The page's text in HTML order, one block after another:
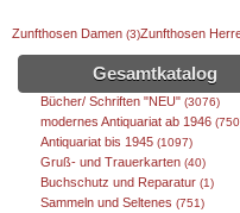
Zunfthosen Damen (3)Zunfthosen
Gesamtkatalog
Bücher/ Schriften "NEU" (3076)
modernes Antiquariat ab 1946
Antiquariat bis 1945 (1097)
Gruß- und Trauerkarten (40)
Buchschutz und Reparatur (1)
Sammeln und Seltenes (751)